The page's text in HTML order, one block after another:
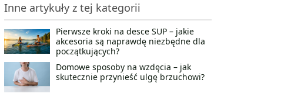
Inne artykuły z tej kategorii
Pierwsze kroki na desce SUP – jakie
akcesoria są naprawdę niezbędne dla
początkujących?
Domowe sposoby na wzdęcia – jak
skutecznie przynieść ulgę brzuchowi?